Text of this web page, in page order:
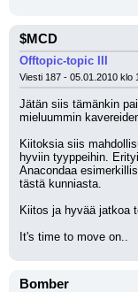
$MCD
Offtopic-topic III
Viesti 187 - 05.01.2010 klo
Jätän siis tämänkin
mieluummin
Kiitoksia siis
hyviin tyyppeihin.
Anacondaa
tästä kunniasta.
Kiitos ja hyvää jatkoa
It's time to move on..
Bomber